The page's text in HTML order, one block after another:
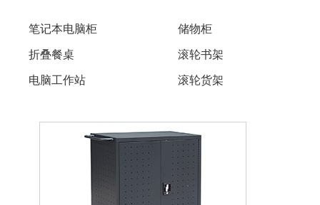
笔记本电脑柜 储物柜
折叠餐桌 滚轮书架
电脑工作站 滚轮货架